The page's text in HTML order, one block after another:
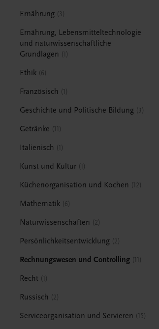
Ernährung 3
Ernährung, Lebensmitteltechnologie
und naturwissenschaftliche
Grundlagen
1
Ethik 6
Französisch 1
Geschichte und Politische Bildung 3
Getränke 11
Italienisch 1
Kunst und Kultur 1
Küchenorganisation und Kochen 12
Mathematik 6
Naturwissenschaften 2
Persönlichkeitsentwicklung 2
Rechnungswesen und Controlling 11
Recht 1
Russisch 2
Serviceorganisation und Servieren 15